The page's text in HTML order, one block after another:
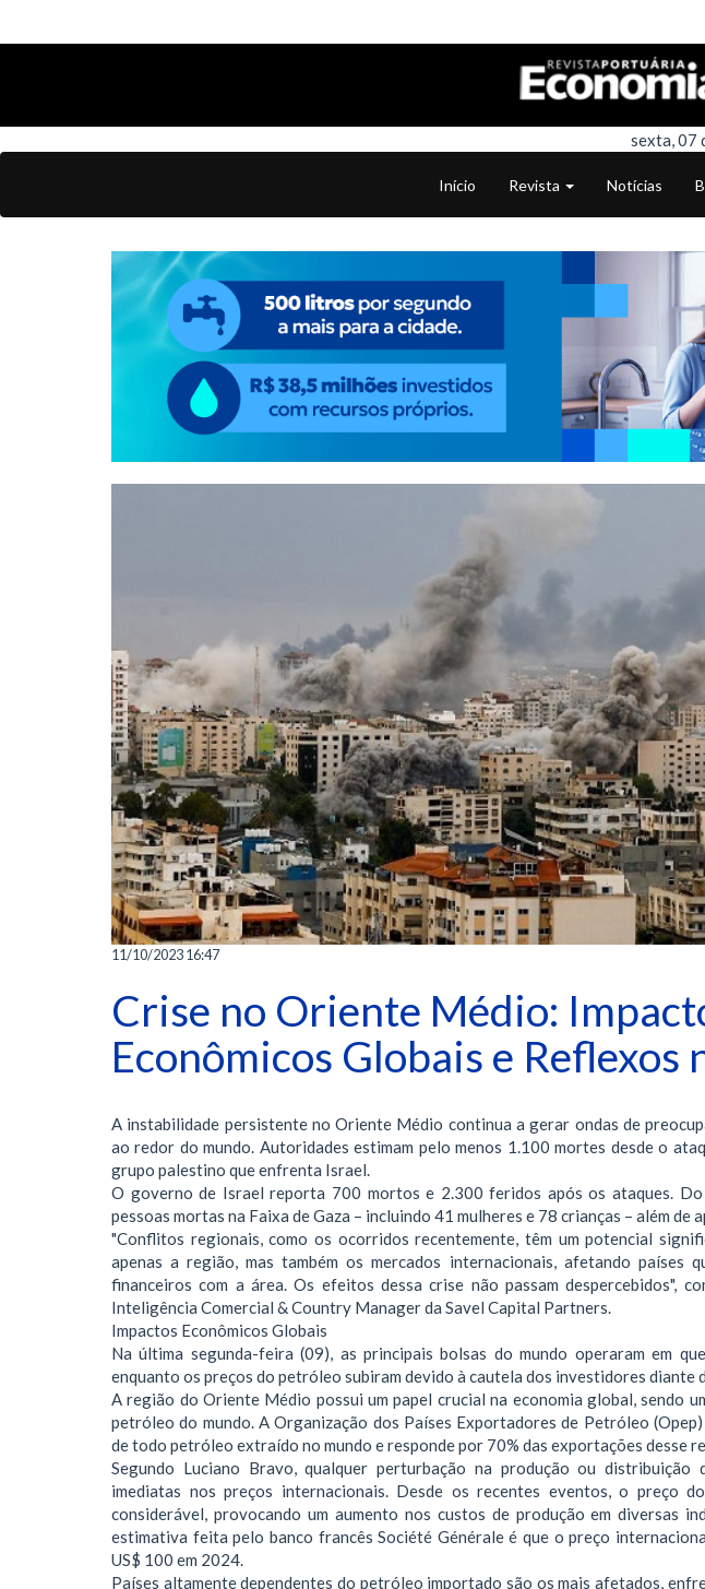
sexta, 07
Início Revista Notícias
11/10/2023 16:47
Crise no Oriente Médio:
Econômicos Globais e Reflexos
A instabilidade persistente no Oriente Médio continua a gerar ondas de
ao redor do mundo. Autoridades estimam pelo menos 1.100 mortes desde o
grupo palestino que enfrenta Israel.
O governo de Israel reporta 700 mortos e 2.300 feridos após os ataques.
pessoas mortas na Faixa de Gaza – incluindo 41 mulheres e 78 crianças – além
"Conflitos regionais, como os ocorridos recentemente, têm um potencial
apenas a região, mas também os mercados internacionais, afetando países
financeiros com a área. Os efeitos dessa crise não passam despercebidos",
Inteligência Comercial & Country Manager da Savel Capital Partners.
Impactos Econômicos Globais
Na última segunda-feira (09), as principais bolsas do mundo operaram em
enquanto os preços do petróleo subiram devido à cautela dos investidores diante
A região do Oriente Médio possui um papel crucial na economia global, sendo
petróleo do mundo. A Organização dos Países Exportadores de Petróleo
de todo petróleo extraído no mundo e responde por 70% das exportações desse
Segundo Luciano Bravo, qualquer perturbação na produção ou distribuição
imediatas nos preços internacionais. Desde os recentes eventos, o preço
considerável, provocando um aumento nos custos de produção em diversas
estimativa feita pelo banco francês Société Générale é que o preço
US$ 100 em 2024.
Países altamente dependentes do petróleo importado são os mais afetados,